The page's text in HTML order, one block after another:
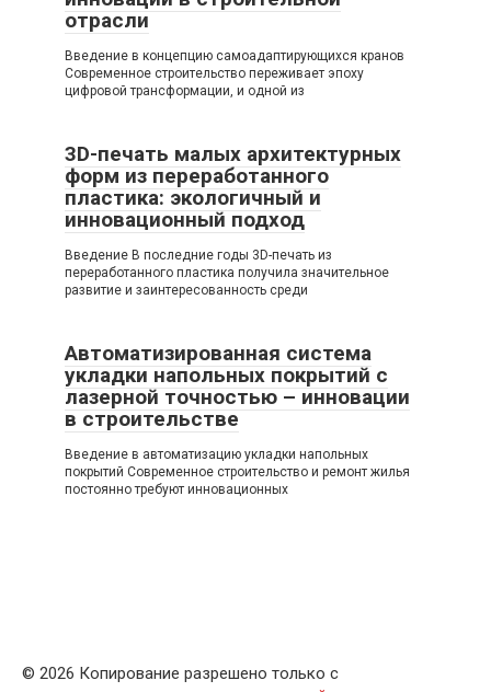
отрасли
Введение в концепцию самоадаптирующихся кранов
Современное строительство переживает эпоху
цифровой трансформации, и одной из
3D-печать малых архитектурных
форм из переработанного
пластика: экологичный и
инновационный подход
Введение В последние годы 3D-печать из
переработанного пластика получила значительное
развитие и заинтересованность среди
Автоматизированная система
укладки напольных покрытий с
лазерной точностью – инновации
в строительстве
Введение в автоматизацию укладки напольных
покрытий Современное строительство и ремонт жилья
постоянно требуют инновационных
© 2026 Копирование разрешено только с